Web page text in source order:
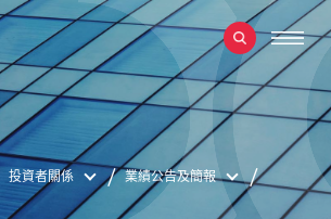
投資者關係
業績公告及簡報